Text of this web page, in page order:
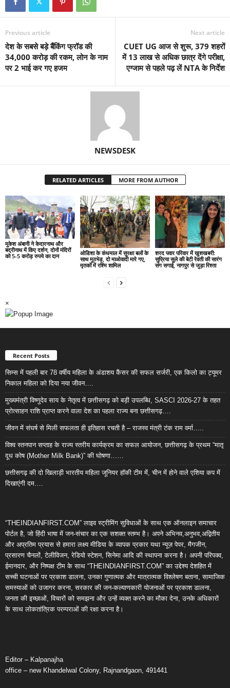
Previous article
देश के सबसे बड़े बैंकिंग फ्रॉड की
34,000 करोड़ की रकम, लोन के नाम
पर 2 भाई कर गए हजम
Next article
CUET UG आज से शुरू, 379 शहरों
में 13 लाख से अधिक छात्र देंगे परीक्षा,
एग्जाम से पहले पढ़ लें NTA के निर्देश
NEWSDESK
RELATED ARTICLES MORE FROM AUTHOR
मुकेश अंबानी ने केदारनाथ और
बद्रीनाथ में किए दर्शन, दोनों मंदिरों
को 5-5 करोड़ रुपये का दान
ओडिशा के कंधमाल में सुरक्षा बलों के
साथ मुठभेड़, दो माओवादी मारे गए,
मृतकों में रश्मि शामिल
शरद पवार परिवार में खुशखबरी:
सुप्रिया सुले की बेटी रेवती की सारंग
संग सगाई, नागपुर से जुड़ा रिश्ता
×
Recent Posts
सिम्स में पहली बार 78 वर्षीय महिला के अंडाशय कैंसर की सफल सर्जरी, एक किलो का ट्यूमर
निकाल महिला को दिया नया जीवन….
मुख्यमंत्री विष्णुदेव साय के नेतृत्व में छत्तीसगढ़ को बड़ी उपलब्धि, SASCI 2026-27 के तहत
प्रोत्साहन राशि प्राप्त करने वाला देश का पहला राज्य बना छत्तीसगढ़….
जीवन में संघर्ष से मिली सफलता ही इतिहास रचती है – राजस्व मंत्री टंक राम वर्मा…..
विश्व स्तनपान सप्ताह के राज्य स्तरीय कार्यक्रम का सफल आयोजन, छत्तीसगढ़ के प्रथम “मातृ
दूध कोष (Mother Milk Bank)” की घोषणा……
छत्तीसगढ़ की दो खिलाड़ी भारतीय महिला जूनियर हॉकी टीम में, चीन में होने वाले एशिया कप में
दिखाएंगी दम….
“THEINDIANFIRST.COM” लाइव स्ट्रीमिंग सुविधाओं के साथ एक ऑनलाइन समाचार
पोर्टल है, जो हिंदी भाषा में जन-संचार का एक सशक्त स्तम्भ है। अपने अभिनव,अनुभव,अद्वितीय
और अप्रतिम प्रयास से हमारा लक्ष्य मीडिया के व्यापक प्रकार यथा न्यूज़ पेपर, मैगजीन,
प्रसारण चैनलों, टेलीविजन, रेडियो स्टेशन, सिनेमा आदि की स्थापना करना है। अपनी परिपक्व,
ईमानदार, और निष्पक्ष टीम के साथ “THEINDIANFIRST.COM” का उद्देश्य देशहित में
सच्ची घटनाओं पर प्रकाश डालना, उनका गुणात्मक और मात्रात्मक विश्लेषण बताना, सामाजिक
समस्याओं को उजागर करना, सरकार की जन-कल्याणकारी योजनाओं पर प्रकाश डालना,
जनता की इच्छाओं, विचारों को समझना और उन्हें व्यक्त करने का मौका देना, उनके अधिकारों
के साथ लोकतांत्रिक परम्पराओं की रक्षा करना है।
Editor – Kalpanajha
office – new Khandelwal Colony, Rajnandgaon, 491441